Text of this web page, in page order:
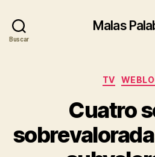
Buscar
Malas
TV
Cuatro